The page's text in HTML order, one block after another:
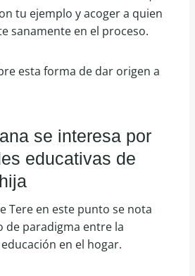
tu ejemplo y acoger a quien
sanamente en el proceso.
esta forma de dar origen a
se interesa por
educativas de
Tere en este punto se nota
de paradigma entre la
en el hogar.